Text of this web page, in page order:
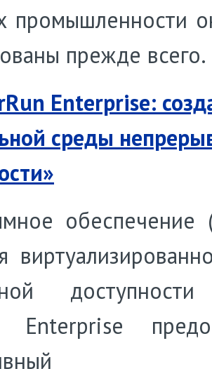
промышленности
прежде всего.
Enterprise:
среды
Enterprise